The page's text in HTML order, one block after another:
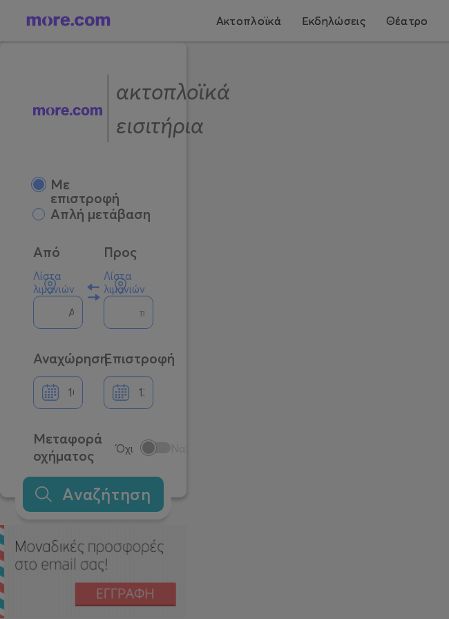
Ακτοπλοϊκά Εκδηλώσεις Θέατρο
ακτοπλοϊκά
εισιτήρια
Mε
επιστροφή
Απλή μετάβαση
Από
Λίστα
λιμανιών
Προς
Λίστα
λιμανιών
ΑναχώρησηΕπιστροφή
Μεταφορά
οχήματος
Όχι
Αναζήτηση